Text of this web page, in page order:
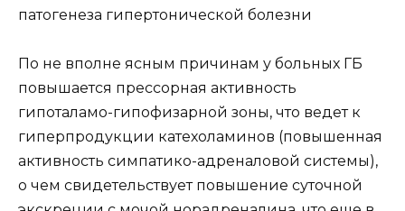
патогенеза гипертонической болезни
По не вполне ясным причинам у больных ГБ
повышается прессорная активность
гипоталамо-гипофизарной зоны, что ведет к
гиперпродукции катехоламинов (повышенная
активность симпатико-адреналовой системы),
о чем свидетельствует повышение суточной